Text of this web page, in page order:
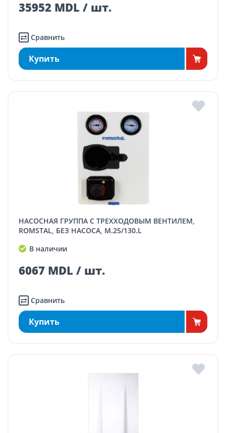
35952 MDL / шт.
Сравнить
Купить
НАСОСНАЯ ГРУППА С ТРЕХХОДОВЫМ ВЕНТИЛЕМ,
ROMSTAL, БЕЗ НАСОСА, M.25/130.L
В наличии
6067 MDL / шт.
Сравнить
Купить